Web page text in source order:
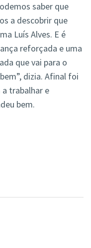
saber que
a descobrir que
Luís Alves. E é
reforçada e uma
que vai para o
dizia. Afinal foi
trabalhar e
bem.